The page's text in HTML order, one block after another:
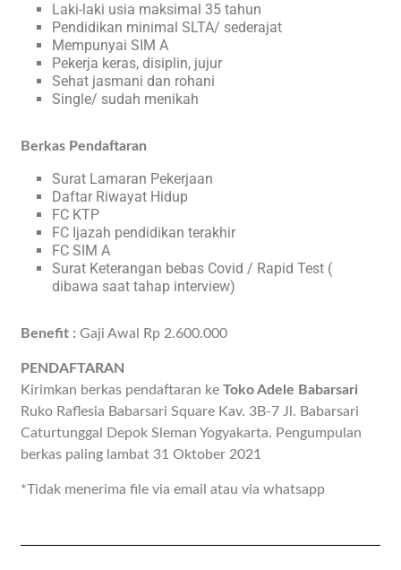
Laki-laki usia maksimal 35 tahun
Pendidikan minimal SLTA/ sederajat
Mempunyai SIM A
Pekerja keras, disiplin, jujur
Sehat jasmani dan rohani
Single/ sudah menikah
Berkas Pendaftaran
Surat Lamaran Pekerjaan
Daftar Riwayat Hidup
FC KTP
FC Ijazah pendidikan terakhir
FC SIM A
Surat Keterangan bebas Covid / Rapid Test (
dibawa saat tahap interview)
Benefit :Gaji Awal Rp 2.600.000
PENDAFTARAN
Kirimkan berkas pendaftaran keToko Adele Babarsari
Ruko Raflesia Babarsari Square Kav. 3B-7 Jl. Babarsari
Caturtunggal Depok Sleman Yogyakarta. Pengumpulan
berkas paling lambat 31 Oktober 2021
*Tidak menerima file via email atau via whatsapp